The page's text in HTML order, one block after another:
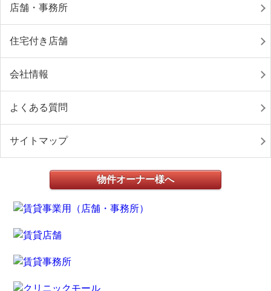
店舗・事務所
住宅付き店舗
会社情報
よくある質問
サイトマップ
物件オーナー様へ